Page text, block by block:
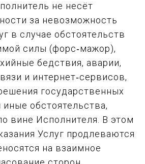
не несёт
за невозможность
в случае обстоятельств
силы (форс‑мажор),
бедствия, аварии,
и интернет‑сервисов,
государственных
иные обстоятельства,
вине Исполнителя. В этом
Услуг продлеваются
на взаимное